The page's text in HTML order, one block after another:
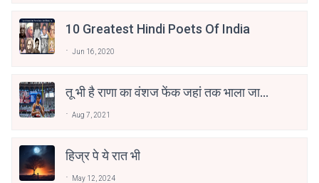
10 Greatest Hindi Poets Of India
Jun 16, 2020
तू भी है राणा का वंशज फेंक जहां तक भाला जाए:
Aug 7, 2021
हिज्र पे ये रात भी
May 12, 2024